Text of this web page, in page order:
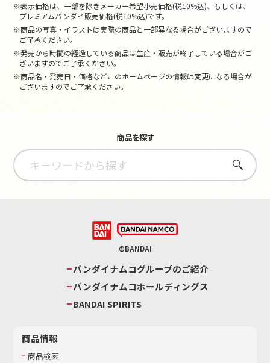
※表示価格は、一部を除きメーカー希望小売価格(税10%込)、もしくは、
プレミアムバンダイ販売価格(税10%込)です。
※商品の写真・イラストは実際の商品と一部異なる場合がございますので
ご了承ください。
※発売から時間の経過している商品は生産・販売が終了している場合がご
ざいますのでご了承ください。
※商品名・発売日・価格などこのホームページの情報は変更になる場合が
ございますのでご了承ください。
商品を探す
さがす
©BANDAI
バンダイナムコグループのご紹介
バンダイナムコホールディングス
BANDAI SPIRITS
商品情報
商品検索